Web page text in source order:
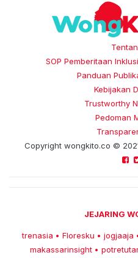
SOP Pemberitaan
Panduan
Kebijakan
Trustworthy
Pedoman
Copyright wongkito.co ©
JEJARING
trenasia • Floresku • jogjaaja
makassarinsight •